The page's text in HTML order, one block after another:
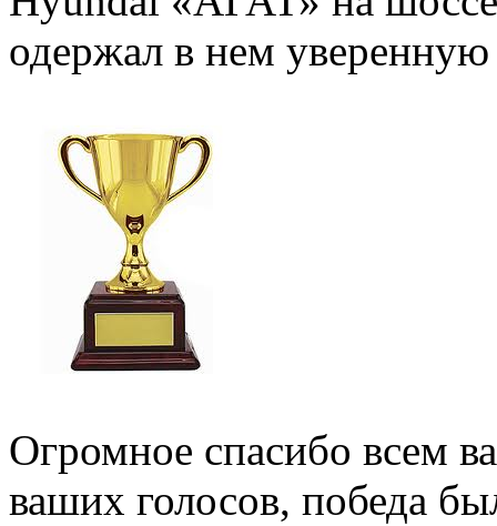
одержал в нем
Огромное спасибо всем
ваших голосов, победа